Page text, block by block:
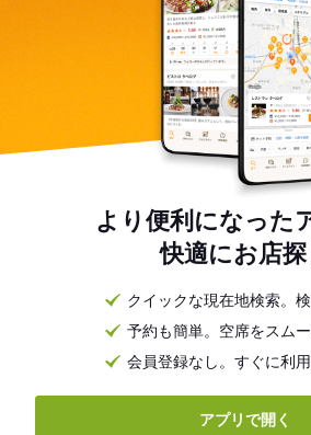
より便利になった
快適にお店探
クイックな現在地検索。
予約も簡単。空席をスム
会員登録なし。すぐに利
アプリで開く